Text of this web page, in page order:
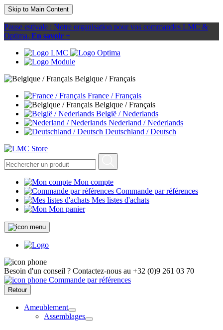
Skip to Main Content
Pause estivale : Notre organisation pour vos commandes LMC &
Optima. En savoir +
Belgique / Français
France / Français
Belgique / Français
België / Nederlands
Nederland / Nederlands
Deutschland / Deutsch
Mon compte
Commande par références
Mes listes d'achats
Mon panier
Besoin d'un conseil ? Contactez-nous au +32 (0)9 261 03 70
Commande par références
Retour
Ameublement
Assemblages